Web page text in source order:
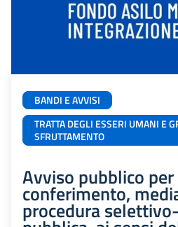
BANDI E AVVISI
TRATTA DEGLI ESSERI UMANI E
SFRUTTAMENTO
Avviso pubblico
conferimento,
procedura